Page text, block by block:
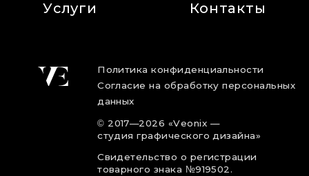
Политика конфиденциальности
Согласие на обработку персональных
данных
© 2017—2026 «Veonix —
студия графического дизайна»
Свидетельство о регистрации
товарного знака №919502.
Услуги
Контакты